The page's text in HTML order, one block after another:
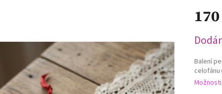
cena:
Balení
celofánu